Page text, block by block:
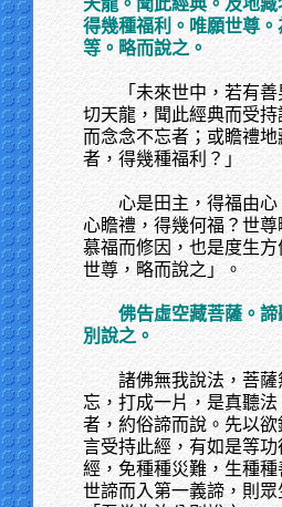
天龍。聞此經典。及地
得幾種福利。唯願世尊
等。略而說之。
「未來世中，若有
切天龍，聞此經典而受
而念念不忘者；或瞻禮
者，得幾種福利？」
心是田主，得福由心
心瞻禮，得幾何福？世尊
慕福而修因，也是度生
世尊，略而說之」。
佛告虛空藏菩薩。
別說之。
諸佛無我說法，菩
忘，打成一片，是真聽法
者，約俗諦而說。先以欲
言受持此經，有如是等
經，免種種災難，生種
世諦而入第一義諦，則